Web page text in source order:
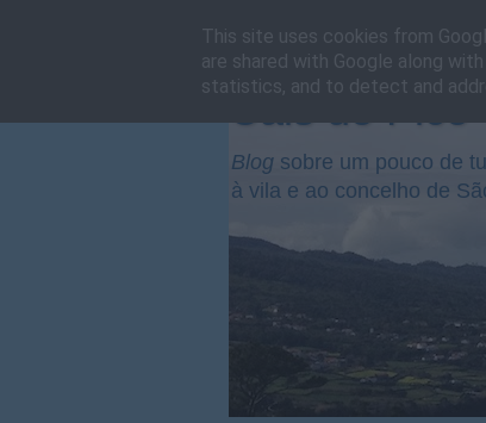
Cais do Pico
Blog sobre um pouco de
à vila e ao concelho de
This site uses cookies from
are shared with Google along
statistics, and to detect and